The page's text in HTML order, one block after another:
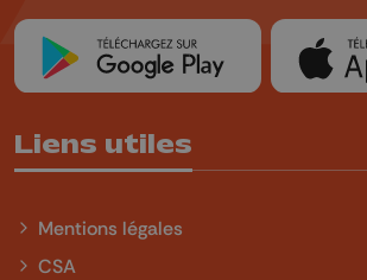
Liens utiles
Mentions légales
CSA